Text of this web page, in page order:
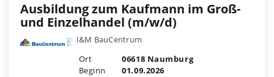
Ausbildung zum Kaufmann im Groß-
und Einzelhandel (m/w/d)
I&M BauCentrum
Ort
06618 Naumburg
Beginn
01.09.2026